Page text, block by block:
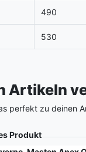
490
530
Artikeln
perfekt zu deinen
Produkt